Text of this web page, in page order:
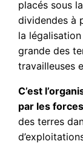
placés sous
dividendes à
la
grande des
travailleuses
C’est
par les
des terres